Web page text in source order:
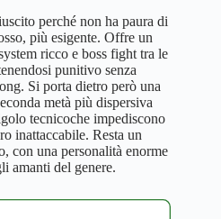
perché non ha paura di
più esigente. Offre un
ricco e boss fight tra le
punitivo senza
Si porta dietro però una
metà più dispersiva
tecnicoche impediscono
inattaccabile. Resta un
con una personalità enorme
amanti del genere.